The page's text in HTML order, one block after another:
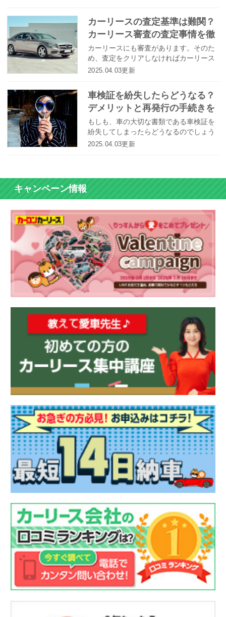
が、このマイナーチェンジでいったい何
が変わったのでしょうか？ここでは注目
を浴びている内外装だけでなく、走りが
どのように進化しているのかについても
解説します。
カーリースの査定基準は難関？
カーリース審査の査定事情を徹
底紹介！
カーリースにも審査があります。そのた
め、査定をクリアしなければカーリース
を利用することはできません。では、カ
基準で行われるのでしょうか？
2025.04.03更新
車検証を紛失したらどうなる？
デメリットと再発行の手続きを
わかりやすく解説！
もしも、車の大切な書類である車検証を
紛失してしまったらどうなるのでしょう
か。今回は、車検証の再発行はどんな方
2025.04.03更新
キャンペーン情報